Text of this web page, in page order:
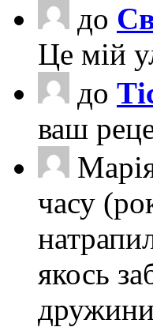
до
Це мій
до
ваш
часу
якось